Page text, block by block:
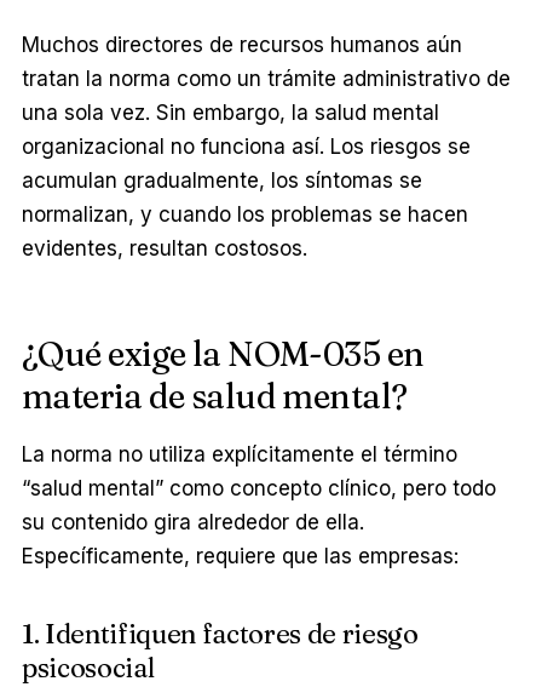
Muchos directores de recursos humanos aún
tratan la norma como un trámite administrativo de
una sola vez. Sin embargo, la salud mental
organizacional no funciona así. Los riesgos se
acumulan gradualmente, los síntomas se
normalizan, y cuando los problemas se hacen
evidentes, resultan costosos.
¿Qué exige la NOM-035 en
materia de salud mental?
La norma no utiliza explícitamente el término
“salud mental” como concepto clínico, pero todo
su contenido gira alrededor de ella.
Específicamente, requiere que las empresas:
1. Identifiquen factores de riesgo
psicosocial